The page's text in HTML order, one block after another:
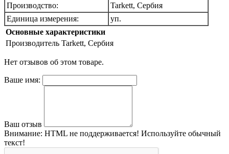
Производство:
Tarkett, Сербия
Единица измерения:
уп.
Основные характеристики
Производитель Tarkett, Сербия
Нет отзывов об этом товаре.
Ваше имя:
Ваш отзыв
Внимание: HTML не поддерживается! Используйте обычный
текст!